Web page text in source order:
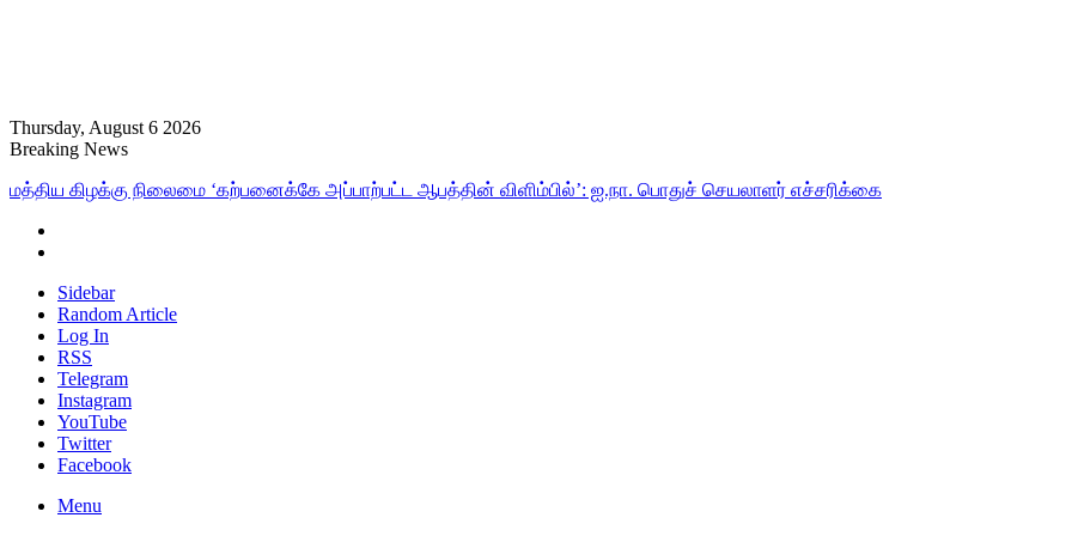
Thursday, August 6 2026
Breaking News
மத்திய கிழக்கு நிலைமை ‘கற்பனைக்கே அப்பாற்பட்ட ஆபத்தின் விளிம்பில்’: ஐ.நா. பொதுச் செயலாளர் எச்சரிக்கை
Sidebar
Random Article
Log In
RSS
Telegram
Instagram
YouTube
Twitter
Facebook
Menu